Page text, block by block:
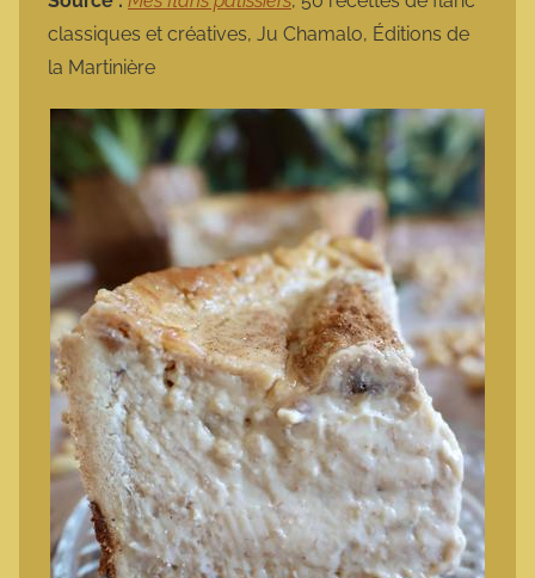
classiques et créatives, Ju Chamalo, Éditions de
la Martinière